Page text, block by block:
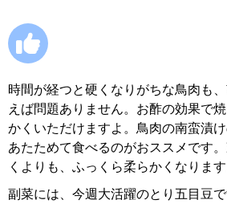
時間が経つと硬くなりがちな鳥肉も
えば問題ありません。お酢の効果で
かくいただけますよ。鳥肉の南蛮漬
あたためて食べるのがおススメです
くよりも、ふっくら柔らかくなります
副菜には、今週大活躍のとり五目豆